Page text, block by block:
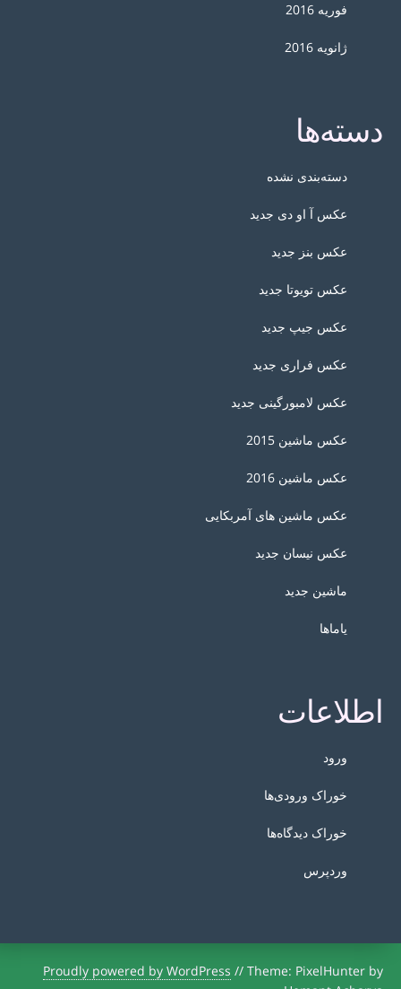
فوریه 2016
ژانویه 2016
دسته‌ها
دسته‌بندی نشده
عکس آ او دی جدید
عکس بنز جدید
عکس تویوتا جدید
عکس جیپ جدید
عکس فراری جدید
عکس لامبورگینی جدید
عکس ماشین 2015
عکس ماشین 2016
عکس ماشین های آمربکایی
عکس نیسان جدید
ماشین جدید
یاماها
اطلاعات
ورود
خوراک ورودی‌ها
خوراک دیدگاه‌ها
وردپرس
Proudly powered by WordPress // Theme: PixelHunter by